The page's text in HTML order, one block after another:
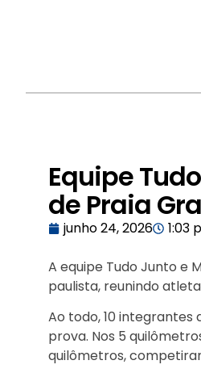
Equipe
de Praia
junho 24, 2026 1:03
A equipe Tudo Junto e
paulista, reunindo
Ao todo, 10
prova. Nos 5
quilômetros,